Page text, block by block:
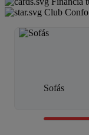
Club Confo
Sofás